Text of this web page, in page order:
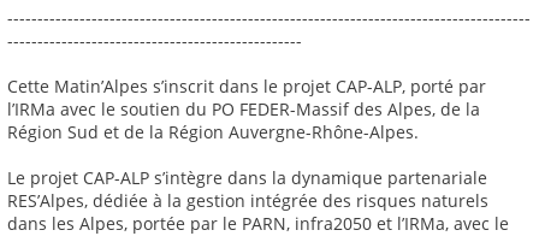
---------------------------------------------------------------------------------------
-------------------------------------------------
Cette Matin’Alpes s’inscrit dans le projet CAP-ALP, porté par
l’IRMa avec le soutien du PO FEDER-Massif des Alpes, de la
Région Sud et de la Région Auvergne-Rhône-Alpes.
Le projet CAP-ALP s’intègre dans la dynamique partenariale
RES’Alpes, dédiée à la gestion intégrée des risques naturels
dans les Alpes, portée par le PARN, infra2050 et l’IRMa, avec le